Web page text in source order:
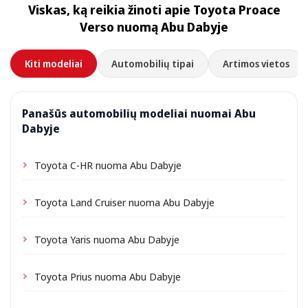
priklausomai nuo vietos gali būti taikomas nedidelis
pristatymo mokestis, visada nurodomas iš anksto.
Viskas, ką reikia žinoti apie Toyota Proace
Verso nuomą Abu Dabyje
Kiti modeliai Automobilių tipai Artimos vietos
Panašūs automobilių modeliai nuomai Abu
Dabyje
Toyota C-HR nuoma Abu Dabyje
Toyota Land Cruiser nuoma Abu Dabyje
Toyota Yaris nuoma Abu Dabyje
Toyota Prius nuoma Abu Dabyje